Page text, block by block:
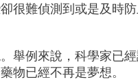
很難偵測到或是及時
舉例來說，科學家已
物已經不再是夢想。